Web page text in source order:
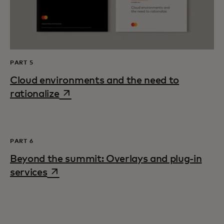
PART 5
Cloud environments and the need to
rationalizeopens in a new tab
PART 6
Beyond the summit: Overlays and plug-in
servicesopens in a new tab